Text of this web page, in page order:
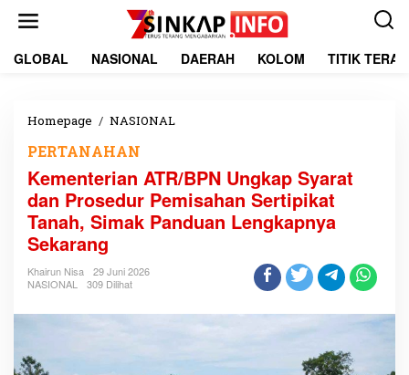
GLOBAL NASIONAL DAERAH KOLOM TITIK
Homepage / NASIONAL
e
n
t
e
T
PERTANAHAN
Kementerian ATR/BPN Ungkap Syarat
dan Prosedur Pemisahan Sertipikat
Tanah, Simak Panduan Lengkapnya
Sekarang
Khairun Nisa
29 Juni 2026
NASIONAL
309 Dilihat